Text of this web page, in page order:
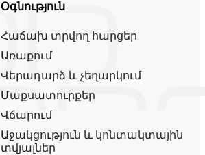
Օգնություն
Հաճախ տրվող հարցեր
Առաքում
Վերադարձ և չեղարկում
Մաքսատուրքեր
Վճարում
Աջակցություն և կոնտակտային
տվյալներ